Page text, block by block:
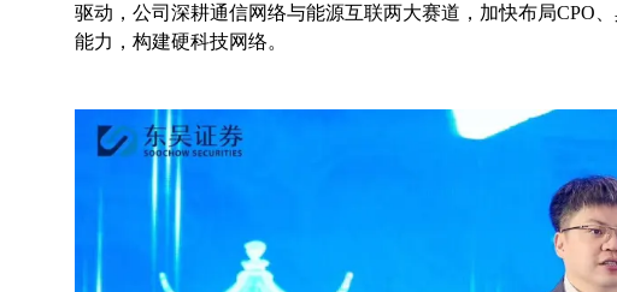
驱动，公司深耕通信网络与能源互联两大赛道，加快布局CPO
能力，构建硬科技网络。